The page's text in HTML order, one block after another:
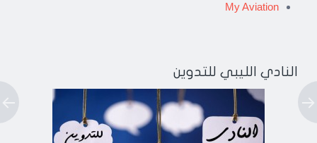
My Aviation
النادي الليبي للتدوين